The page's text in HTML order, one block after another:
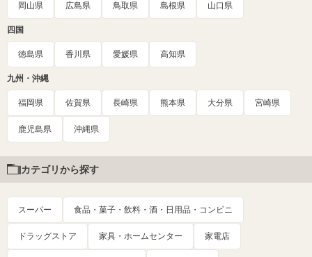
岡山県 広島県 鳥取県 島根県 山口県
四国
徳島県 香川県 愛媛県 高知県
九州・沖縄
福岡県 佐賀県 長崎県 熊本県 大分県 宮崎県
鹿児島県 沖縄県
カテゴリから探す
スーパー 食品・菓子・飲料・酒・日用品・コンビニ
ドラッグストア 家具・ホームセンター 家電店